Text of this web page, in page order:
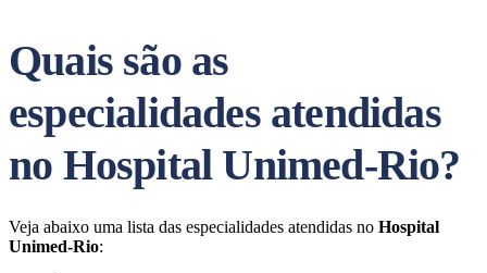
Quais são as
especialidades atendidas
no Hospital Unimed-Rio?
Veja abaixo uma lista das especialidades atendidas no Hospital
Unimed-Rio: